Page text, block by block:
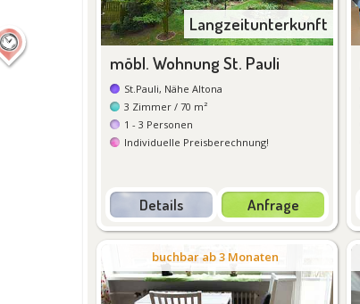
Langzeitunterkunft
möbl. Wohnung St. Pauli
St.Pauli, Nähe Altona
3 Zimmer/ 70 m²
1 - 3 Personen
Individuelle Preisberechnung!
Details
Details Anfrage
buchbar ab 3 Monaten